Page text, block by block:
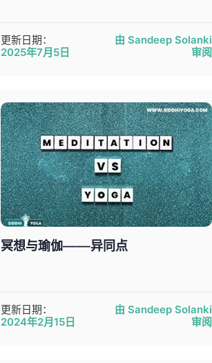
更新日期：
2025年7月5日
由 Sandeep Solanki
审阅
冥想与瑜伽——异同点
更新日期：
2024年2月15日
由 Sandeep Solanki
审阅